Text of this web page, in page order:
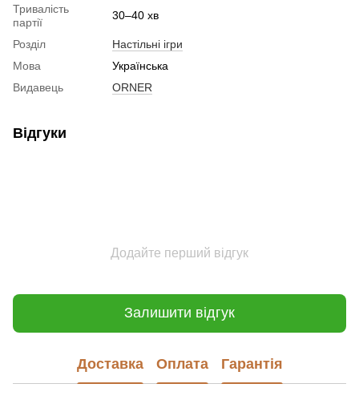
Тривалість
партії
30–40 хв
Розділ
Настільні ігри
Мова
Українська
Видавець
ORNER
Відгуки
Додайте перший відгук
Залишити відгук
Доставка Оплата Гарантія